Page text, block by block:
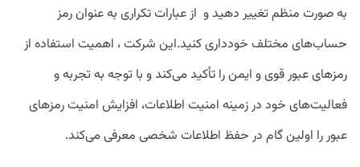
به صورت منظم تغییر دهید و از عبارات تکراری به عنوان رمز
حساب‌های مختلف خودداری کنید.این شرکت ، اهمیت استفاده از
رمزهای عبور قوی و ایمن را تأکید می‌کند و با توجه به تجربه و
فعالیت‌های خود در زمینه امنیت اطلاعات، افزایش امنیت رمزهای
عبور را اولین گام در حفظ اطلاعات شخصی معرفی می‌کند.